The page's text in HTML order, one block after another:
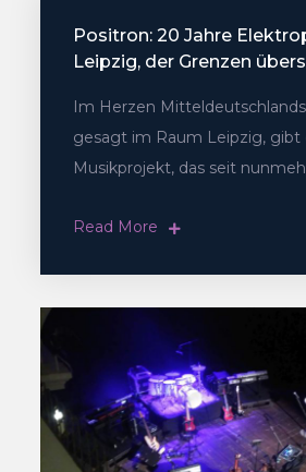
Positron: 20 Jahre
Leipzig, der Grenzen
Im Herzen
gesagt im Raum Leipzig, gibt
Musikprojekt, das seit
Read More